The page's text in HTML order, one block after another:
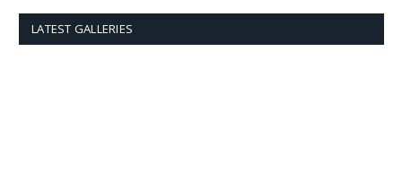
LATEST GALLERIES